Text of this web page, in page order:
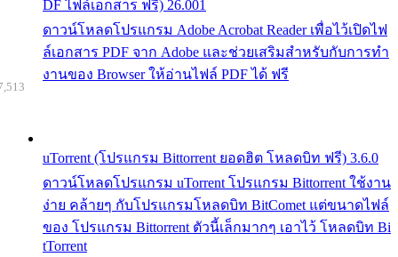
DF ไฟล์เอกสาร ฟรี) 26.001
ดาวน์โหลดโปรแกรม Adobe Acrobat Reader เพื่อไว้เปิดไฟ
ล์เอกสาร PDF จาก Adobe และช่วยเสริมสำหรับกับการทำ
งานของ Browser ให้อ่านไฟล์ PDF ได้ ฟรี
uTorrent (โปรแกรม Bittorrent ยอดฮิต โหลดบิท ฟรี) 3.6.0
ดาวน์โหลดโปรแกรม uTorrent โปรแกรม Bittorrent ใช้งาน
ง่าย คล้ายๆ กับโปรแกรมโหลดบิท BitComet แต่ขนาดไฟล์
ของ โปรแกรม Bittorrent ตัวนี้เล็กมากๆ เอาไว้ โหลดบิท Bi
tTorrent